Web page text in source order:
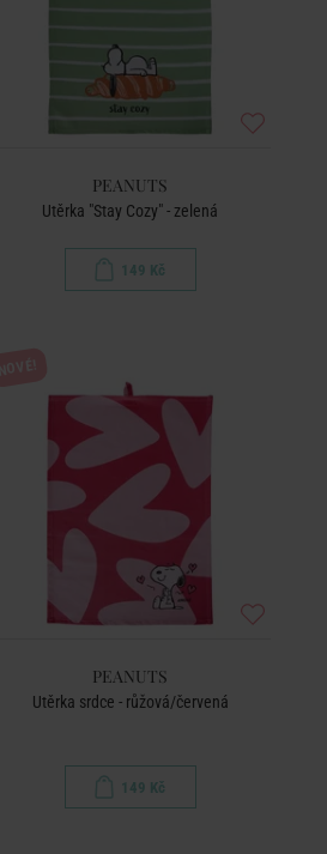
PEANUTS
Utěrka "Stay Cozy" - zelená
149 Kč
PEANUTS
Utěrka srdce - růžová/červená
149 Kč